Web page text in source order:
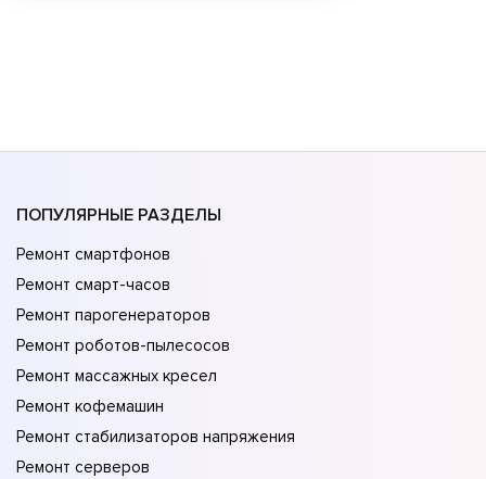
ПОПУЛЯРНЫЕ РАЗДЕЛЫ
Ремонт смартфонов
Ремонт смарт-часов
Ремонт парогенераторов
Ремонт роботов-пылесосов
Ремонт массажных кресел
Ремонт кофемашин
Ремонт стабилизаторов напряжения
Ремонт серверов